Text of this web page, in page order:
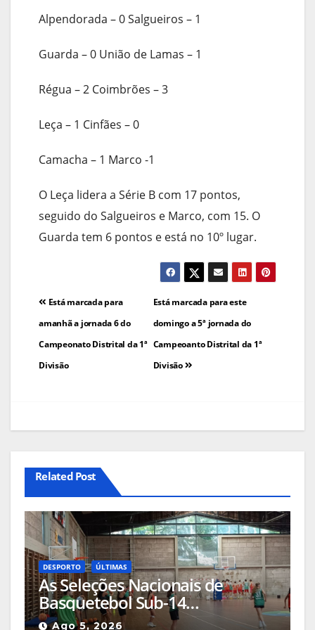
Alpendorada – 0 Salgueiros – 1
Guarda – 0 União de Lamas – 1
Régua – 2 Coimbrões – 3
Leça – 1 Cinfães – 0
Camacha – 1 Marco -1
O Leça lidera a Série B com 17 pontos,
seguido do Salgueiros e Marco, com 15. O
Guarda tem 6 pontos e está no 10º lugar.
Navegação
de
artigos
Está marcada para este
domingo a 5ª jornada do
Campeoanto Distrital da 1ª
Divisão
Está marcada para
amanhã a jornada 6 do
Campeonato Distrital da 1ª
Divisão
Related Post
DESPORTO ÚLTIMAS
As Seleções Nacionais de
Basquetebol Sub-14
(Masculinos e Femininos) estão
Ago 5, 2026